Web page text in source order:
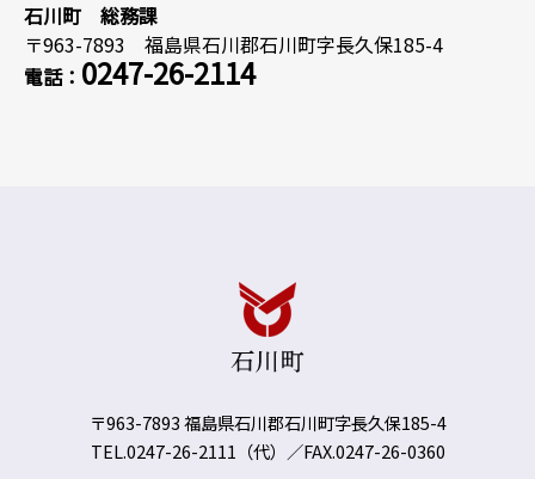
石川町 総務課
〒963-7893 福島県石川郡石川町字長久保185-4
電話： 0247-26-2114
〒963-7893 福島県石川郡石川町字長久保185-4
TEL.0247-26-2111（代）／FAX.0247-26-0360